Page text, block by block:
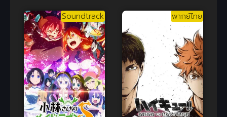
อยากวางมือ
แล้ว
Soundtrack พากย์ไทย